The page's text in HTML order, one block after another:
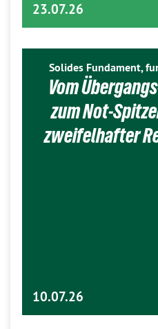
23.07.26
Solides Fundament,
Vom
zum Not-
zweifelhafter
10.07.26